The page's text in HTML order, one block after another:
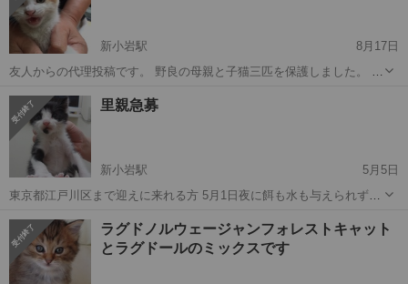
新小岩駅
8月17日
友人からの代理投稿です。 野良の母親と子猫三匹を保護しました。 生
元気で人懐っこい元気な子です。写真だと大きく見えますが実際は小
さいです。 家には犬が居...
東京 葛飾区 新小岩駅
里親急募
新小岩駅
5月5日
東京都江戸川区まで迎えに来れる方 5月1日夜に餌も水も与えられずダ
弱、雄猫。 ノミ、シラミ、お腹の虫無し。 健康状態良好ですが、少々
デリ...
東京 江戸川区 新小岩駅
ラグドノルウェージャンフォレストキャット
とラグドールのミックスです